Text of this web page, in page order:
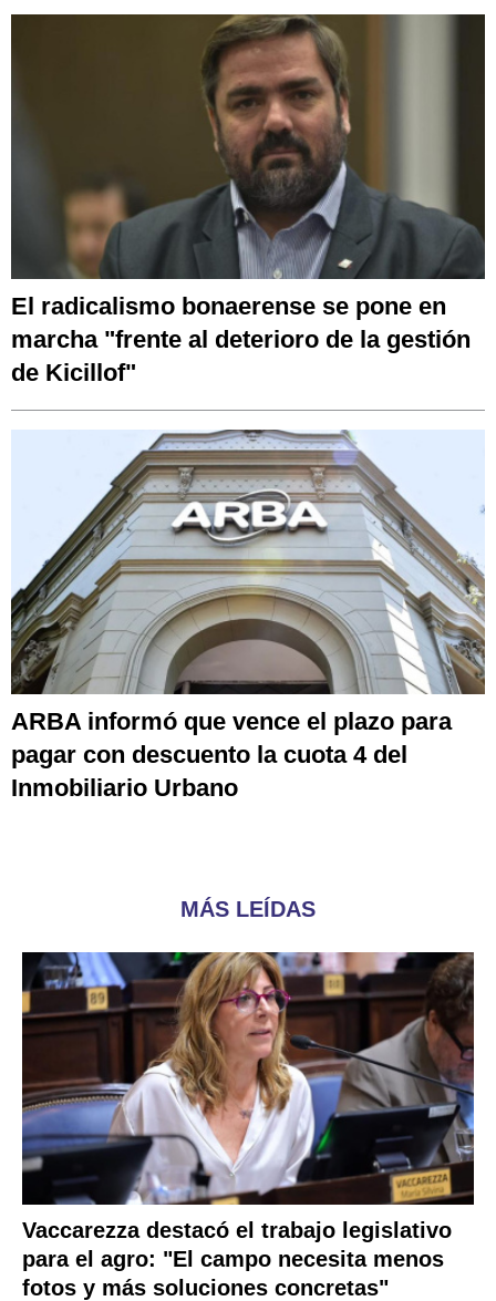
El radicalismo bonaerense se pone en
marcha "frente al deterioro de la gestión
de Kicillof"
ARBA informó que vence el plazo para
pagar con descuento la cuota 4 del
Inmobiliario Urbano
MÁS LEÍDAS
Vaccarezza destacó el trabajo legislativo
para el agro: "El campo necesita menos
fotos y más soluciones concretas"